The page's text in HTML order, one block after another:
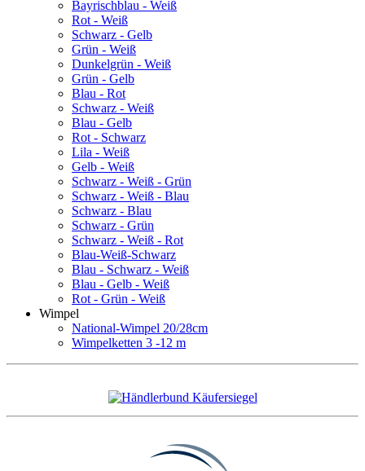
Bayrischblau - Weiß
Rot - Weiß
Schwarz - Gelb
Grün - Weiß
Dunkelgrün - Weiß
Grün - Gelb
Blau - Rot
Schwarz - Weiß
Blau - Gelb
Rot - Schwarz
Lila - Weiß
Gelb - Weiß
Schwarz - Weiß - Grün
Schwarz - Weiß - Blau
Schwarz - Blau
Schwarz - Grün
Schwarz - Weiß - Rot
Blau-Weiß-Schwarz
Blau - Schwarz - Weiß
Blau - Gelb - Weiß
Rot - Grün - Weiß
Wimpel
National-Wimpel 20/28cm
Wimpelketten 3 -12 m